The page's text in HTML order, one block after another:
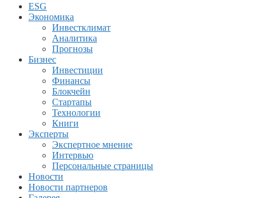
ESG
Экономика
Инвестклимат
Аналитика
Прогнозы
Бизнес
Инвестиции
Финансы
Блокчейн
Стартапы
Технологии
Книги
Эксперты
Экспертное мнение
Интервью
Персональные страницы
Новости
Новости партнеров